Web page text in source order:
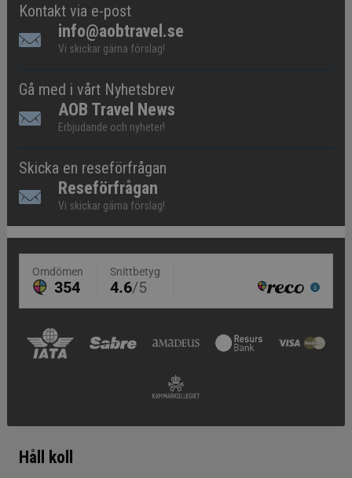
Kontakt via e-post
info@aobtravel.se
Vi skickar gärna förslag!
Gå med i vårt Nyhetsbrev
AOB Travel News
Erbjudande och nyheter!
Skicka en reseförfrågan
Reseförfrågan
Vi skickar gärna förslag!
Håll koll